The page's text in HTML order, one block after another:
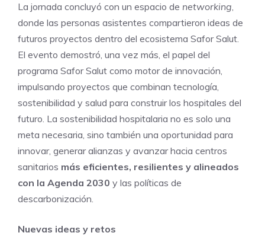
La jornada concluyó con un espacio de networking,
donde las personas asistentes compartieron ideas de
futuros proyectos dentro del ecosistema Safor Salut.
El evento demostró, una vez más, el papel del
programa Safor Salut como motor de innovación,
impulsando proyectos que combinan tecnología,
sostenibilidad y salud para construir los hospitales del
futuro. La sostenibilidad hospitalaria no es solo una
meta necesaria, sino también una oportunidad para
innovar, generar alianzas y avanzar hacia centros
sanitarios más eficientes, resilientes y alineados
con la Agenda 2030 y las políticas de
descarbonización.
Nuevas ideas y retos